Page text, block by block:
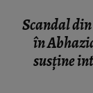
Scandal
în
susține